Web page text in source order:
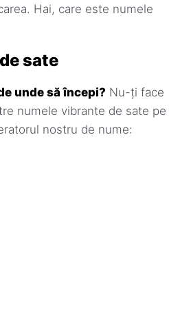
Hai, care este numele
sate
unde să începi? Nu-ți face
numele vibrante de sate pe
nostru de nume: